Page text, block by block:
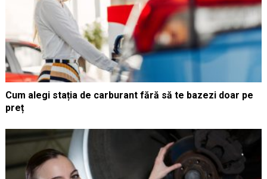
Cum alegi stația de carburant fără să te bazezi doar pe
preț